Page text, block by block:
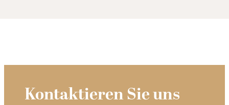
Kontaktieren Sie uns